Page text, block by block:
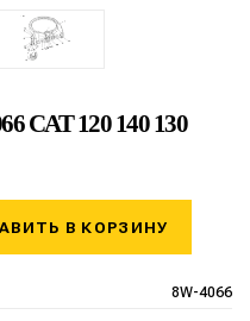
CAT 120 140 130
8W-4066
В КОРЗИНУ